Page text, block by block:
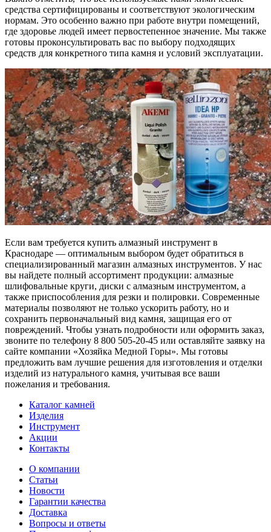
средства сертифицированы и соответствуют экологическим
нормам. Это особенно важно при работе внутри помещений,
где здоровье людей имеет первостепенное значение. Мы также
готовы проконсультировать вас по выбору подходящих
средств для конкретного типа камня и условий эксплуатации.
Если вам требуется купить алмазный инструмент в
Краснодаре — оптимальным выбором будет обратиться в
специализированный магазин алмазных инструментов. У нас
вы найдете полный ассортимент продукции: алмазные
шлифовальные круги, диски с алмазным инструментом, а
также приспособления для резки и полировки. Современные
материалы позволяют не только ускорить работу, но и
сохранить первоначальный вид камня, защищая его от
повреждений. Чтобы узнать подробности или оформить заказ,
звоните по телефону 8 800 505-20-45 или оставляйте заявку на
сайте компании «Хозяйка Медной Горы». Мы готовы
предложить вам лучшие решения для изготовления и отделки
изделий из натурального камня, учитывая все ваши
пожелания и требования.
Каталог камней
Изделия
Инструмент
Акции
Контакты
О компании
Статьи
Новости
Гарантии качества
Доставка
Вопросы и ответы